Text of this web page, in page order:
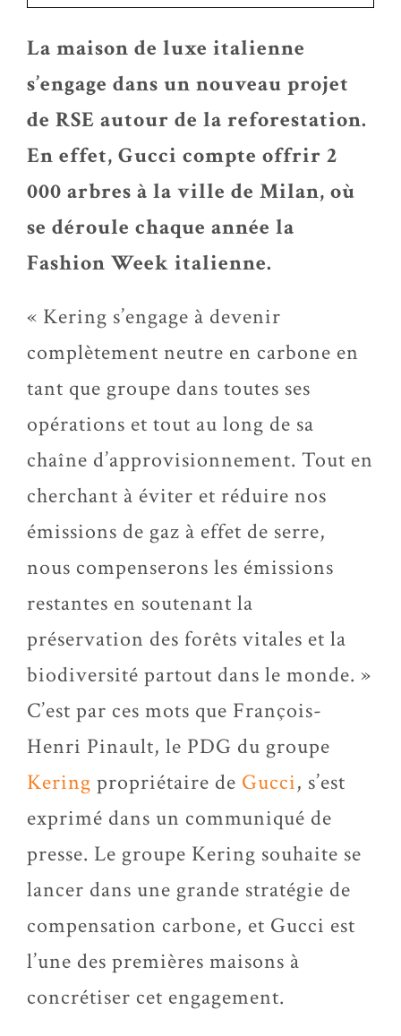
La maison de luxe italienne
s’engage dans un nouveau projet
de RSE autour de la reforestation.
En effet, Gucci compte offrir 2
000 arbres à la ville de Milan, où
se déroule chaque année la
Fashion Week italienne.
« Kering s’engage à devenir
complètement neutre en carbone en
tant que groupe dans toutes ses
opérations et tout au long de sa
chaîne d’approvisionnement. Tout en
cherchant à éviter et réduire nos
émissions de gaz à effet de serre,
nous compenserons les émissions
restantes en soutenant la
préservation des forêts vitales et la
biodiversité partout dans le monde. »
C’est par ces mots que François-
Henri Pinault, le PDG du groupe
Kering propriétaire de Gucci, s’est
exprimé dans un communiqué de
presse. Le groupe Kering souhaite se
lancer dans une grande stratégie de
compensation carbone, et Gucci est
l’une des premières maisons à
concrétiser cet engagement.